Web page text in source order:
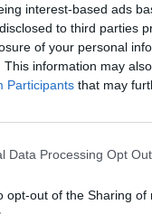
interest-based ads
to third parties
of your personal
This information may
Participants that may
Data Processing Opt
opt-out of the Sharing of
pats organizē
spējas un